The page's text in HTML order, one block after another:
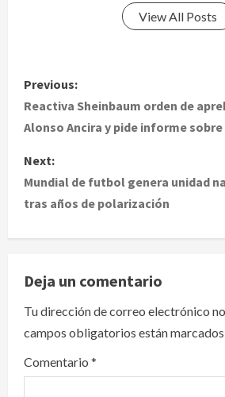
View All Posts
P
o
t
n
a
v
i
g
a
Previous:
Reactiva Sheinbaum orden de
Alonso Ancira y pide informe
Next:
Mundial de futbol genera unidad
tras años de polarización
Deja un comentario
Tu dirección de correo electrónico
campos obligatorios están
Comentario *